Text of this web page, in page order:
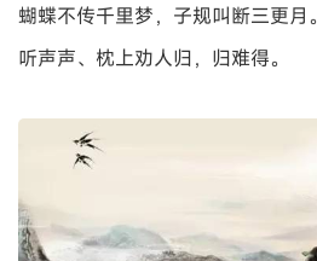
蝴蝶不传千里梦，子规叫断三更月。
听声声、枕上劝人归，归难得。